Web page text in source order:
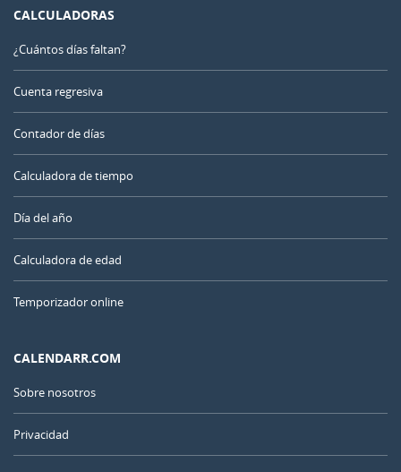
CALCULADORAS
¿Cuántos días faltan?
Cuenta regresiva
Contador de días
Calculadora de tiempo
Día del año
Calculadora de edad
Temporizador online
CALENDARR.COM
Sobre nosotros
Privacidad